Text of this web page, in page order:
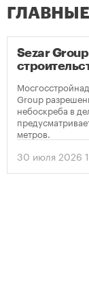
Sezar
Group
небоскреба в
метров.
30 июля 2026